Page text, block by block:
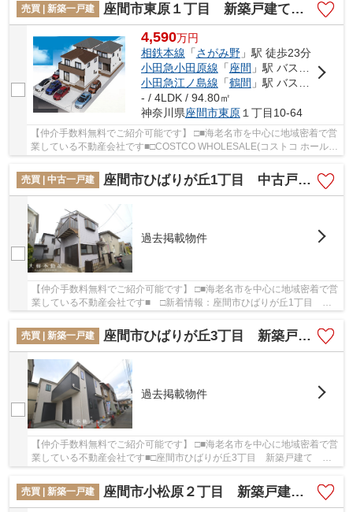
売買 | 新築一戸建
座間市東原１丁目 新築戸建て 全３棟【仲介手数料無料】
4,590万円
相鉄本線 「さがみ野」駅 徒歩23分
小田急小田原線 「座間 」駅 バス8分 「栗原交番前」 停歩11分
小田急江ノ島線 「鶴間 」駅 バス14分 「県公社東原団地前」 停歩14分
- / 4LDK / 94.80㎡
神奈川県座間市東原１丁目10-64
【仲介手数料無料でご紹介可能です】 □■海老名市を中心に地域密着で営
業している不動産会社です■□COSTCO WHOLESALE(コストコ ホールセ
ール) 座間倉庫店まで489mです。新築の戸建て物件...
売買 | 中古一戸建
座間市ひばりが丘1丁目 中古戸建て【仲介手数料無料】
過去掲載物件
【仲介手数料無料でご紹介可能です】 □■海老名市を中心に地域密着で営
業している不動産会社です■ □新着情報：座間市ひばりが丘1丁目 中
売買 | 新築一戸建
座間市ひばりが丘3丁目 新築戸建て 全１棟【仲介手数料無料】
過去掲載物件
【仲介手数料無料でご紹介可能です】 □■海老名市を中心に地域密着で営
業している不動産会社です■□座間市ひばりが丘3丁目 新築戸建て 全
売買 | 新築一戸建
座間市小松原２丁目 新築戸建て 全１棟【仲介手数料無料】